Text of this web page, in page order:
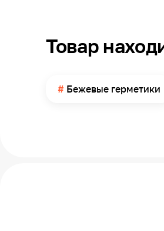
Срок годности
Толщина
Товар
Бежевые герметики